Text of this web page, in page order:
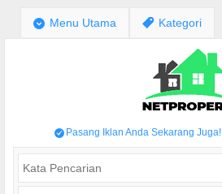
; Menu Utama , Kategori
/ Pasang Iklan Anda Sekarang Juga!